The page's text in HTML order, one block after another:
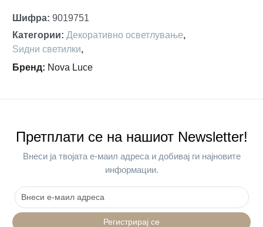
Шифра: 9019751
Категории: Декоративно осветлување,
Ѕидни светилки,
Бренд: Nova Luce
Претплати се на нашиот Newsletter!
Внеси ја твојата е-маил адреса и добивај ги најновите
информации.
Регистрирај се